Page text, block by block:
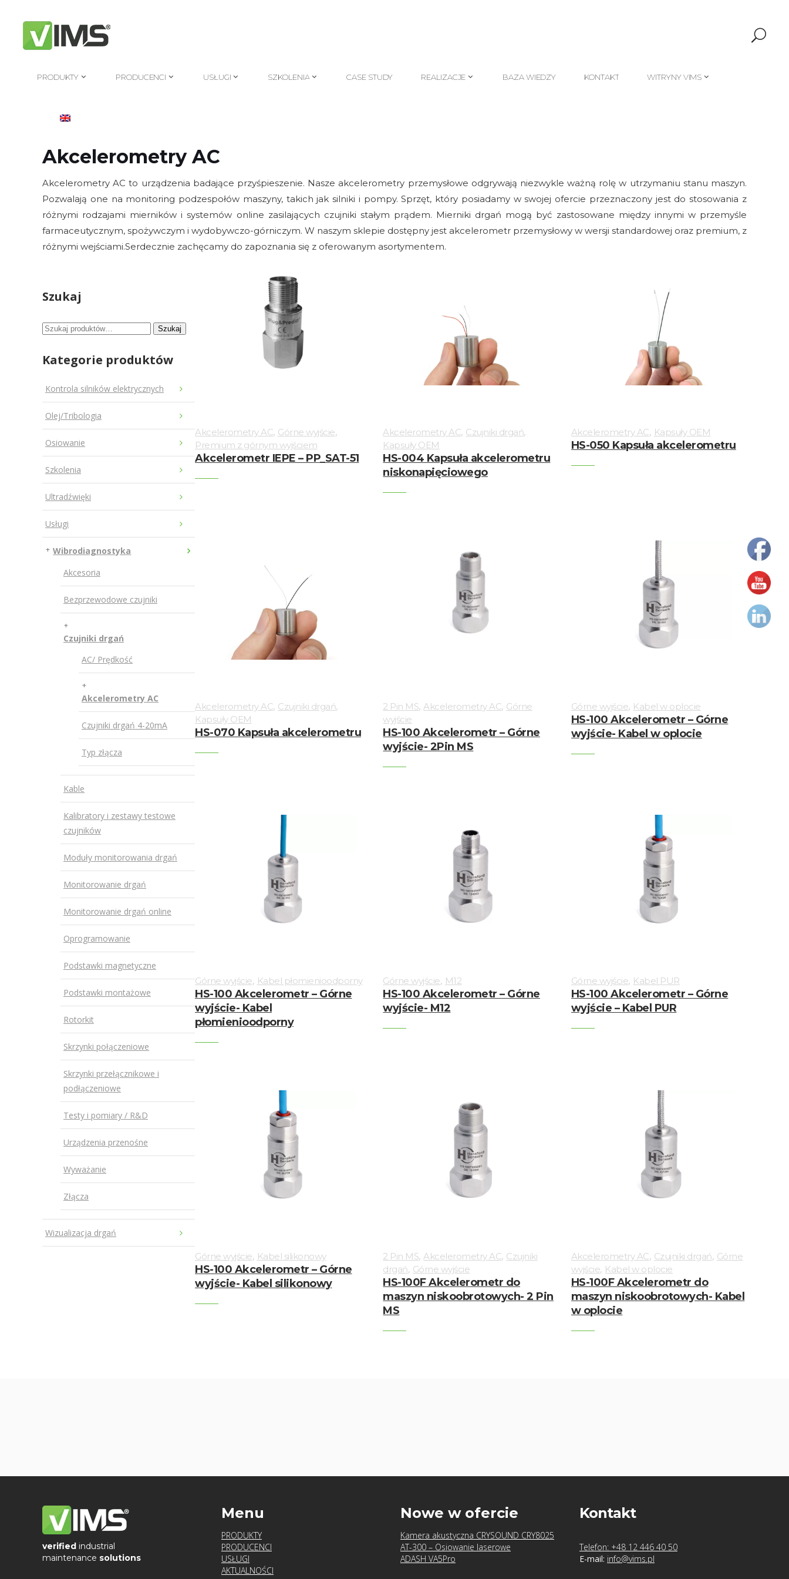
PRODUKTY
PRODUCENCI
USŁUGI
SZKOLENIA
CASE STUDY
REALIZACJE
BAZA WIEDZY
KONTAKT
WITRYNY VIMS
Akcelerometry AC
Akcelerometry AC to urządzenia badające przyśpieszenie. Nasze akcelerometry przemysłowe odgrywają niezwykle ważną rolę w utrzymaniu stanu maszyn.
Pozwalają one na monitoring podzespołów maszyny, takich jak silniki i pompy. Sprzęt, który posiadamy w swojej ofercie przeznaczony jest do stosowania z
różnymi rodzajami mierników i systemów online zasilających czujniki stałym prądem. Mierniki drgań mogą być zastosowane między innymi w przemyśle
farmaceutycznym, spożywczym i wydobywczo-górniczym. W naszym sklepie dostępny jest akcelerometr przemysłowy w wersji standardowej oraz premium, z
różnymi wejściami.Serdecznie zachęcamy do zapoznania się z oferowanym asortymentem.
Szukaj
Szukaj: Szukaj
Kategorie produktów
Kontrola silników elektrycznych
Olej/Tribologia
Osiowanie
Szkolenia
Ultradźwięki
Usługi
Wibrodiagnostyka
Akcesoria
Bezprzewodowe czujniki
Czujniki drgań
AC/ Prędkość
Akcelerometry AC
Czujniki drgań 4-20mA
Typ złącza
Kable
Kalibratory i zestawy testowe
czujników
Moduły monitorowania drgań
Monitorowanie drgań
Monitorowanie drgań online
Oprogramowanie
Podstawki magnetyczne
Podstawki montażowe
Rotorkit
Skrzynki połączeniowe
Skrzynki przełącznikowe i
podłączeniowe
Testy i pomiary / R&D
Urządzenia przenośne
Wyważanie
Złącza
Wizualizacja drgań
Akcelerometry AC, Górne wyjście,
Premium z górnym wyjściem
Akcelerometr IEPE – PP_SAT-51
Akcelerometry AC, Czujniki drgań,
Kapsuły OEM
HS-004 Kapsuła akcelerometru
niskonapięciowego
Akcelerometry AC, Kapsuły OEM
HS-050 Kapsuła akcelerometru
Akcelerometry AC, Czujniki drgań,
Kapsuły OEM
HS-070 Kapsuła akcelerometru
2 Pin MS,Akcelerometry AC, Górne
wyjście
HS-100 Akcelerometr – Górne
wyjście- 2Pin MS
Górne wyjście, Kabel w oplocie
HS-100 Akcelerometr – Górne
wyjście- Kabel w oplocie
Górne wyjście, Kabel płomienioodporny
HS-100 Akcelerometr – Górne
wyjście- Kabel
płomienioodporny
Górne wyjście, M12
HS-100 Akcelerometr – Górne
wyjście- M12
Górne wyjście, Kabel PUR
HS-100 Akcelerometr – Górne
wyjście – Kabel PUR
Górne wyjście, Kabel silikonowy
HS-100 Akcelerometr – Górne
wyjście- Kabel silikonowy
2 Pin MS,Akcelerometry AC, Czujniki
drgań, Górne wyjście
HS-100F Akcelerometr do
maszyn niskoobrotowych- 2 Pin
MS
Akcelerometry AC, Czujniki drgań, Górne
wyjście, Kabel w oplocie
HS-100F Akcelerometr do
maszyn niskoobrotowych- Kabel
w oplocie
verified industrial
maintenance solutions
Menu
PRODUKTY
PRODUCENCI
USŁUGI
AKTUALNOŚCI
Nowe w ofercie
Kamera akustyczna CRYSOUND CRY8025
AT-300 – Osiowanie laserowe
ADASH VA5Pro
Kontakt
Telefon: +48 12 446 40 50
E-mail: info@vims.pl